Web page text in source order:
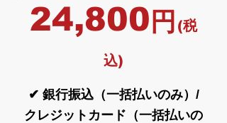
24,800 円 (税
込)
✔ 銀行振込（一括払いのみ）/
クレジットカード（一括払いの